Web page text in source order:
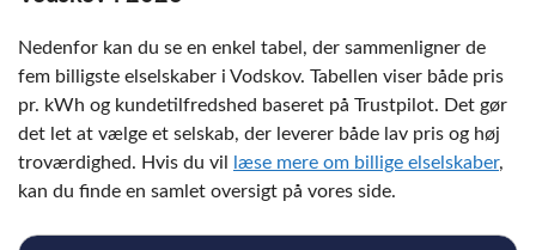
Nedenfor kan du se en enkel tabel, der sammenligner de
fem billigste elselskaber i Vodskov. Tabellen viser både pris
pr. kWh og kundetilfredshed baseret på Trustpilot. Det gør
det let at vælge et selskab, der leverer både lav pris og høj
troværdighed. Hvis du vil
læse mere om billige elselskaber,
kan du finde en samlet oversigt på vores side.